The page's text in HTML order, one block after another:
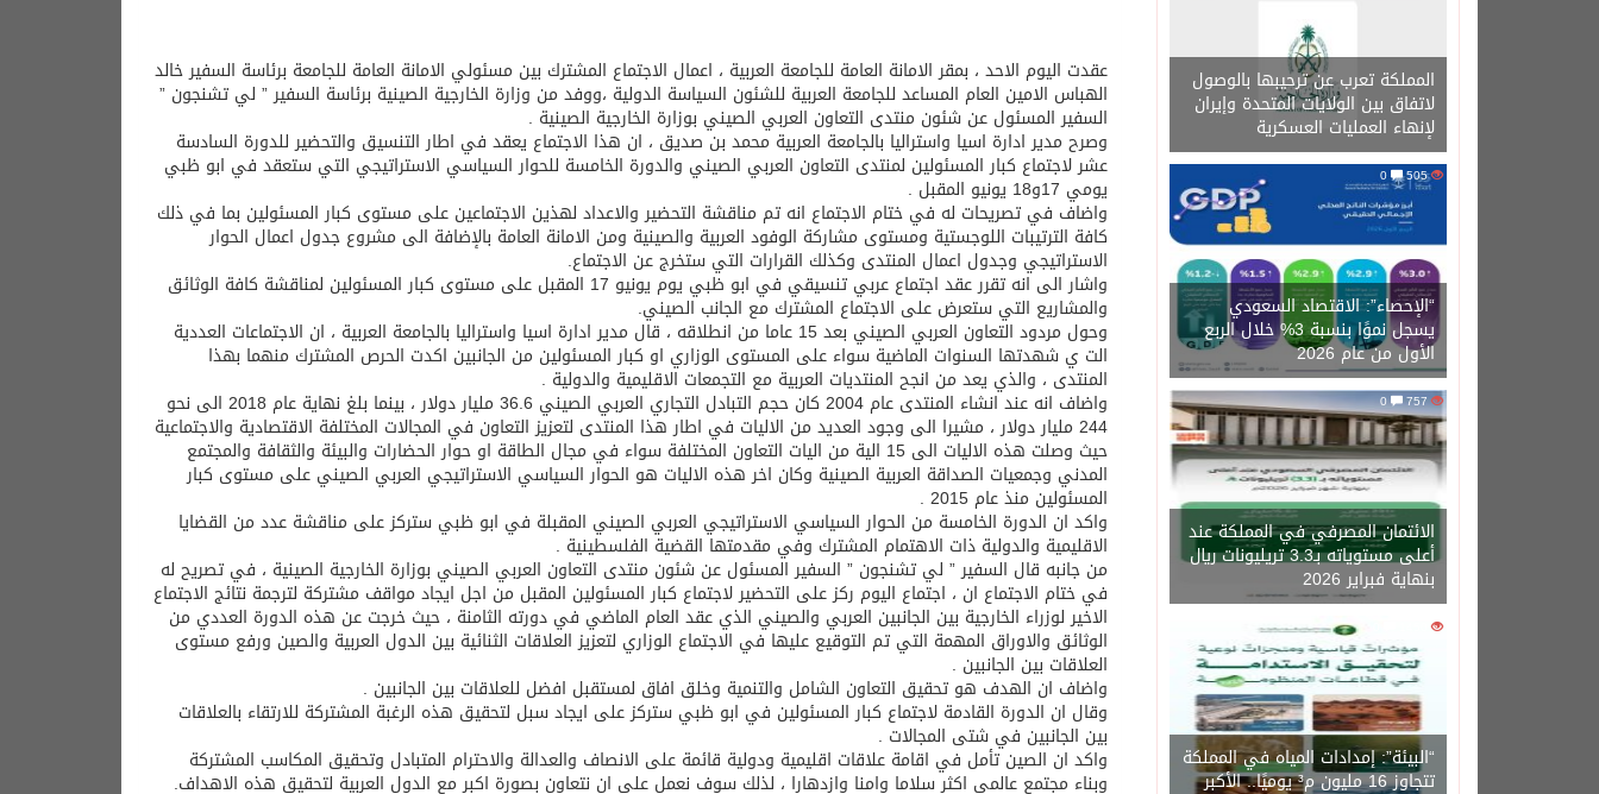
المملكة تعرب عن ترحيبها بالوصول
لاتفاق بين الولايات المتحدة وإيران
لإنهاء العمليات العسكرية
505
“الإحصاء”: الاقتصاد السعودي
يسجل نموًا بنسبة 3% خلال الربع
الأول من عام 2026
757
0
الائتمان المصرفي في المملكة عند
أعلى مستوياته بـ3.3 تريليونات ريال
بنهاية فبراير 2026
1450
“البيئة”: إمدادات المياه في المملكة
تتجاوز 16 مليون م³ يوميًا.. الأكبر
عقدت اليوم الاحد ، بمقر الامانة العامة للجامعة العربية ، اعمال الاجتماع المشترك بين مسئولي الامانة العامة للجامعة برئاسة السفير خالد
الهباس الامين العام المساعد للجامعة العربية للشئون السياسة الدولية ،ووفد من وزارة الخارجية الصينية برئاسة السفير ” لي تشنجون ”
السفير المسئول عن شئون منتدى التعاون العربي الصيني بوزارة الخارجية الصينية .
وصرح مدير ادارة اسيا واستراليا بالجامعة العربية محمد بن صديق ، ان هذا الاجتماع يعقد في اطار التنسيق والتحضير للدورة السادسة
عشر لاجتماع كبار المسئولين لمنتدى التعاون العربي الصيني والدورة الخامسة للحوار السياسي الاستراتيجي التي ستعقد في ابو ظبي
يومي 17و18 يونيو المقبل .
واضاف في تصريحات له في ختام الاجتماع انه تم مناقشة التحضير والاعداد لهذين الاجتماعين على مستوى كبار المسئولين بما في ذلك
كافة الترتيبات اللوجستية ومستوى مشاركة الوفود العربية والصينية ومن الامانة العامة بالإضافة الى مشروع جدول اعمال الحوار
الاستراتيجي وجدول اعمال المنتدى وكذلك القرارات التي ستخرج عن الاجتماع.
واشار الى انه تقرر عقد اجتماع عربي تنسيقي في ابو ظبي يوم ‪17 يونيو‬ المقبل على مستوى كبار المسئولين لمناقشة كافة الوثائق
والمشاريع التي ستعرض على الاجتماع المشترك مع الجانب الصيني.
وحول مردود التعاون العربي الصيني بعد 15 عاما من انطلاقه ، قال مدير ادارة اسيا واستراليا بالجامعة العربية ، ان الاجتماعات العددية
الت ي شهدتها السنوات الماضية سواء على المستوى الوزاري او كبار المسئولين من الجانبين اكدت الحرص المشترك منهما بهذا
المنتدى ، والذي يعد من انجح المنتديات العربية مع التجمعات الاقليمية والدولية .
واضاف انه عند انشاء المنتدى عام 2004 كان حجم التبادل التجاري العربي الصيني 36.6 مليار دولار ، بينما بلغ نهاية عام 2018 الى نحو
244 مليار دولار ، مشيرا الى وجود العديد من الاليات في اطار هذا المنتدى لتعزيز التعاون في المجالات المختلفة الاقتصادية والاجتماعية
حيث وصلت هذه الاليات الى 15 الية من اليات التعاون المختلفة سواء في مجال الطاقة او حوار الحضارات والبيئة والثقافة والمجتمع
المدني وجمعيات الصداقة العربية الصينية وكان اخر هذه الاليات هو الحوار السياسي الاستراتيجي العربي الصيني على مستوى كبار
المسئولين منذ عام 2015 .
واكد ان الدورة الخامسة من الحوار السياسي الاستراتيجي العربي الصيني المقبلة في ابو ظبي ستركز على مناقشة عدد من القضايا
الاقليمية والدولية ذات الاهتمام المشترك وفي مقدمتها القضية الفلسطينية .
من جانبه قال السفير ” لي تشنجون ” السفير المسئول عن شئون منتدى التعاون العربي الصيني بوزارة الخارجية الصينية ، في تصريح له
في ختام الاجتماع ان ، اجتماع اليوم ركز على التحضير لاجتماع كبار المسئولين المقبل من اجل ايجاد مواقف مشتركة لترجمة نتائج الاجتماع
الاخير لوزراء الخارجية بين الجانبين العربي والصيني الذي عقد العام الماضي في دورته الثامنة ، حيث خرجت عن هذه الدورة العددي من
الوثائق والاوراق المهمة التي تم التوقيع عليها في الاجتماع الوزاري لتعزيز العلاقات الثنائية بين الدول العربية والصين ورفع مستوى
العلاقات بين الجانبين .
واضاف ان الهدف هو تحقيق التعاون الشامل والتنمية وخلق افاق لمستقبل افضل للعلاقات بين الجانبين .
وقال ان الدورة القادمة لاجتماع كبار المسئولين في ابو ظبي ستركز على ايجاد سبل لتحقيق هذه الرغبة المشتركة للارتقاء بالعلاقات
بين الجانبين في شتى المجالات .
واكد ان الصين تأمل في اقامة علاقات اقليمية ودولية قائمة على الانصاف والعدالة والاحترام المتبادل وتحقيق المكاسب المشتركة
وبناء مجتمع عالمي اكثر سلاما وامنا وازدهارا ، لذلك سوف نعمل على ان نتعاون بصورة اكبر مع الدول العربية لتحقيق هذه الاهداف.